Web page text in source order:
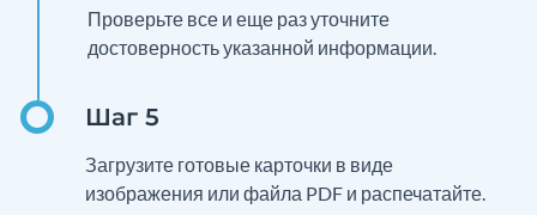
Проверьте все и еще раз уточните
достоверность указанной информации.
Загрузите готовые карточки в виде
изображения или файла PDF и распечатайте.